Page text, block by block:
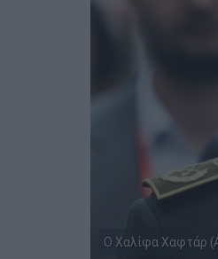
O Χαλίφα Χαφτάρ